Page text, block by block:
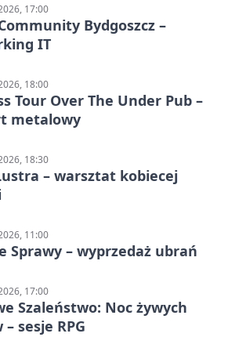
17:00
Bydgoszcz –
IT
18:00
Tour Over The Under Pub –
metalowy
18:30
– warsztat kobiecej
11:00
Sprawy – wyprzedaż ubrań
17:00
Szaleństwo: Noc żywych
sesje RPG